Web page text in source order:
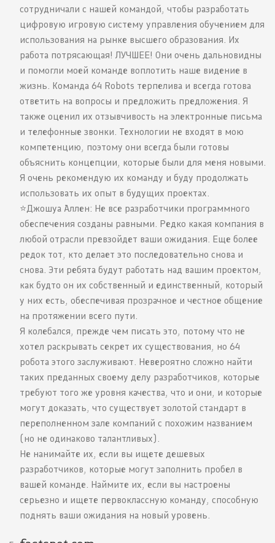
сотрудничали с нашей командой, чтобы разработать
цифровую игровую систему управления обучением для
использования на рынке высшего образования. Их
работа потрясающая! ЛУЧШЕЕ! Они очень дальновидны
и помогли моей команде воплотить наше видение в
жизнь. Команда 64 Robots терпелива и всегда готова
ответить на вопросы и предложить предложения. Я
также оценил их отзывчивость на электронные письма
и телефонные звонки. Технологии не входят в мою
компетенцию, поэтому они всегда были готовы
объяснить концепции, которые были для меня новыми.
Я очень рекомендую их команду и буду продолжать
использовать их опыт в будущих проектах.
⭐️Джошуа Аллен: Не все разработчики программного
обеспечения созданы равными. Редко какая компания в
любой отрасли превзойдет ваши ожидания. Еще более
редок тот, кто делает это последовательно снова и
снова. Эти ребята будут работать над вашим проектом,
как будто он их собственный и единственный, который
у них есть, обеспечивая прозрачное и честное общение
на протяжении всего пути.
Я колебался, прежде чем писать это, потому что не
хотел раскрывать секрет их существования, но 64
робота этого заслуживают. Невероятно сложно найти
таких преданных своему делу разработчиков, которые
требуют того же уровня качества, что и они, и которые
могут доказать, что существует золотой стандарт в
переполненном зале компаний с похожим названием
(но не одинаково талантливых).
Не нанимайте их, если вы ищете дешевых
разработчиков, которые могут заполнить пробел в
вашей команде. Наймите их, если вы настроены
серьезно и ищете первоклассную команду, способную
поднять ваши ожидания на новый уровень.